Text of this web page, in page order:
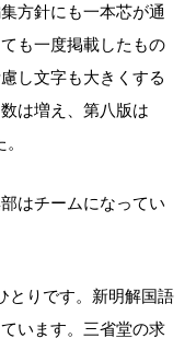
方針にも一本芯が通
も一度掲載したもの
し文字も大きくする
は増え、第八版は
はチームになってい
とりです。新明解国語
います。三省堂の求